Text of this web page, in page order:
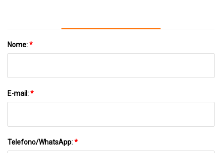
Nome:*
E-mail:*
Telefono/WhatsApp:*